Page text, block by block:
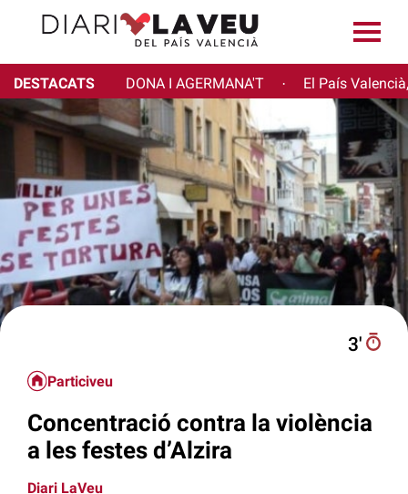
DESTACATS DONA I AGERMANA'T · El País
3′
Particiveu
Concentració contra la violència
a les festes d’Alzira
Diari LaVeu